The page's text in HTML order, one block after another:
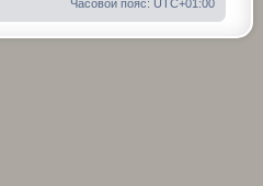
Часовой пояс: UTC+01:00